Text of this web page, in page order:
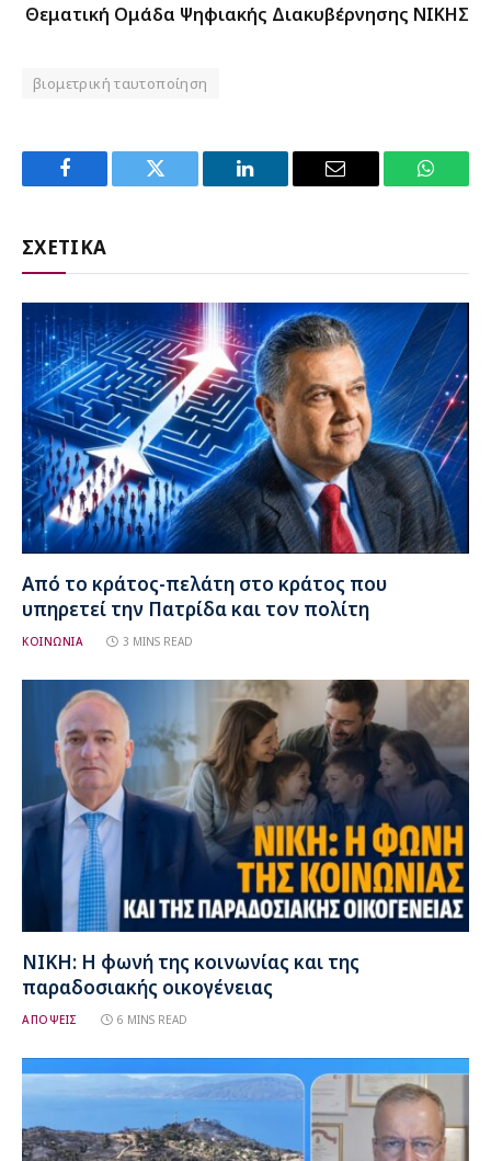
Θεματική Ομάδα Ψηφιακής Διακυβέρνησης ΝΙΚΗΣ
βιομετρική ταυτοποίηση
Facebook Twitter LinkedIn Email
ΣΧΕΤΙΚΑ
Από το κράτος-πελάτη στο κράτος που
υπηρετεί την Πατρίδα και τον πολίτη
ΚΟΙΝΩΝΙΑ 3 MINS READ
ΝΙΚΗ: Η φωνή της κοινωνίας και της
παραδοσιακής οικογένειας
ΑΠΟΨΕΙΣ 6 MINS READ